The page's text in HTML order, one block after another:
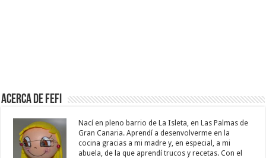
Acerca de Fefi
Nací en pleno barrio de La Isleta, en Las Palmas de
Gran Canaria. Aprendí a desenvolverme en la
cocina gracias a mi madre y, en especial, a mi
abuela, de la que aprendí trucos y recetas. Con el